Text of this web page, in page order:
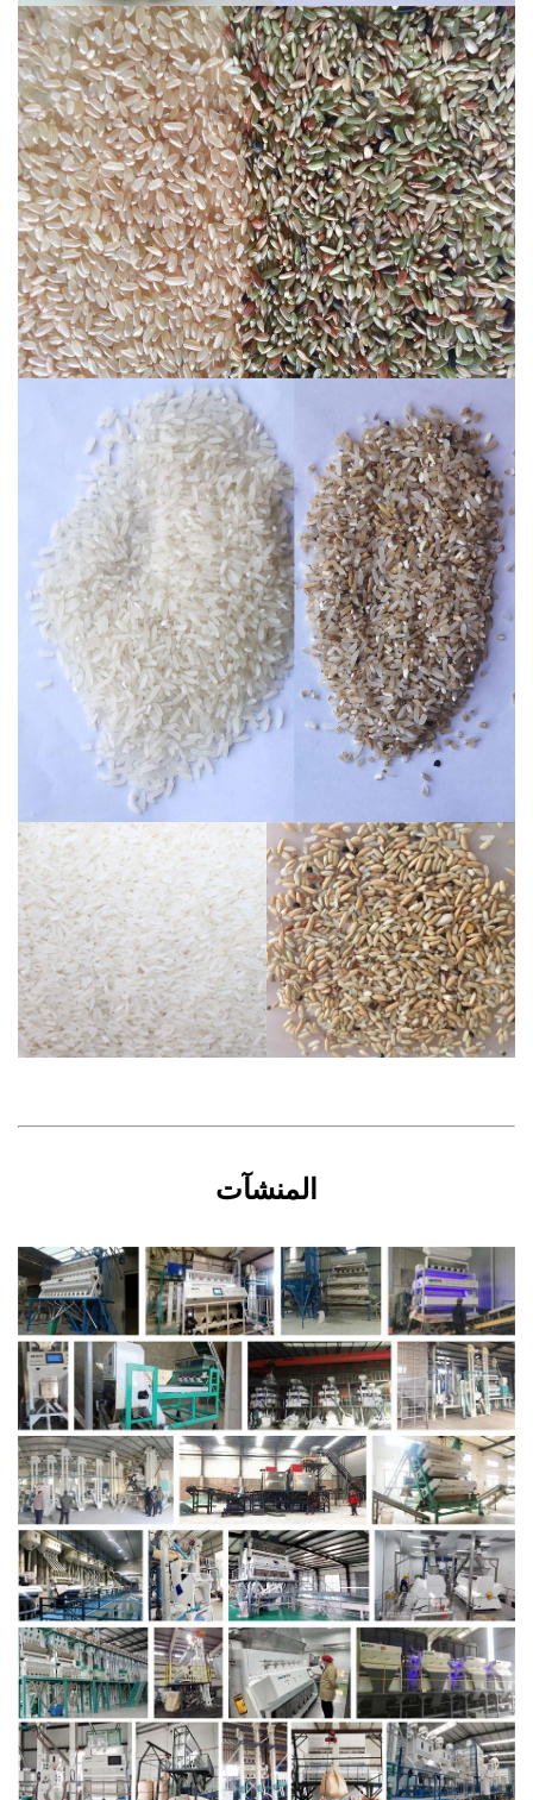
المنشآت